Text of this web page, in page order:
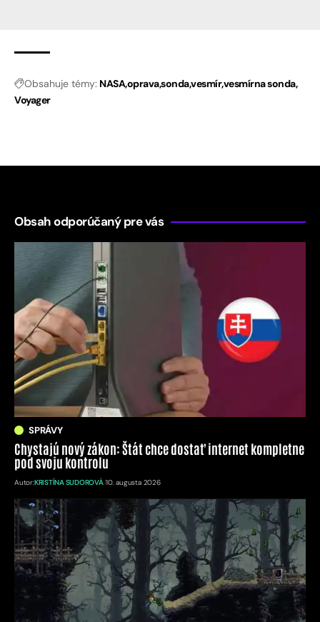
Obsahuje témy: NASAopravasondavesmírvesmírna sonda
Voyager
Obsah odporúčaný pre vás
SPRÁVY
Chystajú nový zákon: Štát chce dostať internet kompletne
pod svoju kontrolu
Autor:KRISTÍNA SUDOROVÁ 10. augusta 2026